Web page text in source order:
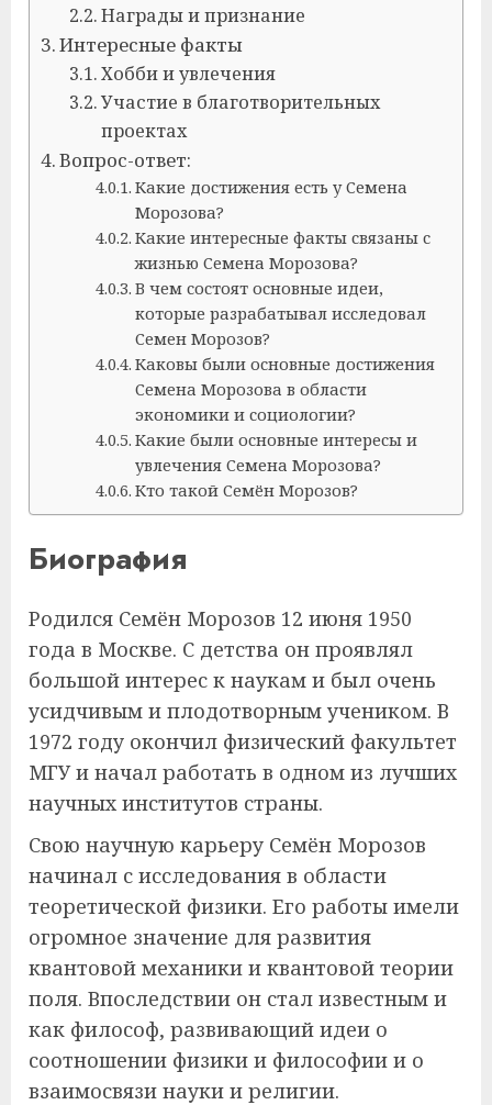
Награды и признание
Интересные факты
Хобби и увлечения
Участие в благотворительных
проектах
Вопрос-ответ:
Какие достижения есть у Семена
Морозова?
Какие интересные факты связаны с
жизнью Семена Морозова?
В чем состоят основные идеи,
которые разрабатывал исследовал
Семен Морозов?
Каковы были основные достижения
Семена Морозова в области
экономики и социологии?
Какие были основные интересы и
увлечения Семена Морозова?
Кто такой Семён Морозов?
Биография
Родился Семён Морозов 12 июня 1950
года в Москве. С детства он проявлял
большой интерес к наукам и был очень
усидчивым и плодотворным учеником. В
1972 году окончил физический факультет
МГУ и начал работать в одном из лучших
научных институтов страны.
Свою научную карьеру Семён Морозов
начинал с исследования в области
теоретической физики. Его работы имели
огромное значение для развития
квантовой механики и квантовой теории
поля. Впоследствии он стал известным и
как философ, развивающий идеи о
соотношении физики и философии и о
взаимосвязи науки и религии.